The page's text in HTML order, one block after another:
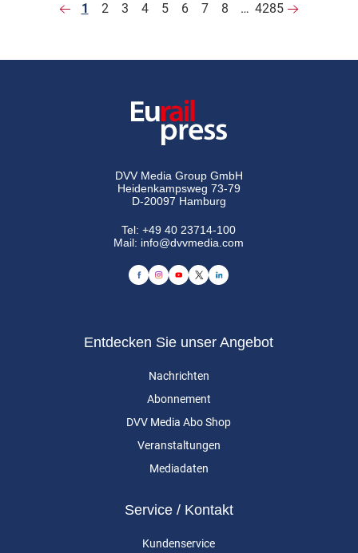
1 2 3 4 5 6 7 8 … 4285
DVV Media Group GmbH
Heidenkampsweg 73-79
D-20097 Hamburg
Tel:+49 40 23714-100
Mail: info@dvvmedia.com
Entdecken Sie unser Angebot
Nachrichten
Abonnement
DVV Media Abo Shop
Veranstaltungen
Mediadaten
Service / Kontakt
Kundenservice